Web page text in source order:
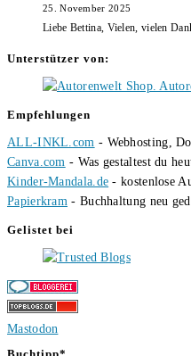
25. November 2025
Liebe Bettina, Vielen, vielen
Unterstützer von:
Empfehlungen
ALL-INKL.com - Webhosting,
Canva.com - Was gestaltest du
Kinder-Mandala.de - kostenlose
Papierkram - Buchhaltung neu
Gelistet bei
Mastodon